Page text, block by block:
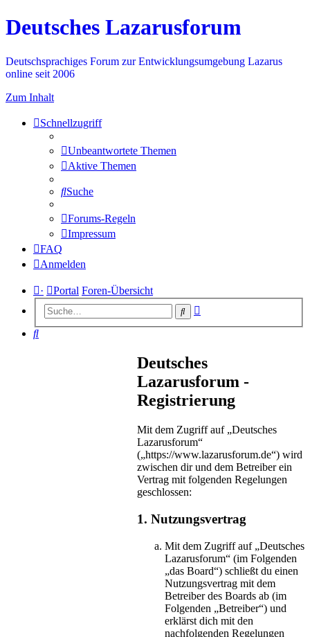
Deutsches Lazarusforum
Deutschsprachiges Forum zur Entwicklungsumgebung Lazarus
online seit 2006
Zum Inhalt
Schnellzugriff
Unbeantwortete Themen
Aktive Themen
Suche
Forums-Regeln
Impressum
FAQ
Anmelden
· Portal Foren-Übersicht
Suche
Suche
Deutsches
Lazarusforum -
Registrierung
Mit dem Zugriff auf „Deutsches
Lazarusforum“
(„https://www.lazarusforum.de“) wird
zwischen dir und dem Betreiber ein
Vertrag mit folgenden Regelungen
geschlossen:
1. Nutzungsvertrag
Mit dem Zugriff auf „Deutsches
Lazarusforum“ (im Folgenden
„das Board“) schließt du einen
Nutzungsvertrag mit dem
Betreiber des Boards ab (im
Folgenden „Betreiber“) und
erklärst dich mit den
nachfolgenden Regelungen